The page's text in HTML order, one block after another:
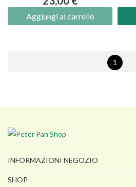
Aggiungi al carrello
1
INFORMAZIONI NEGOZIO
SHOP